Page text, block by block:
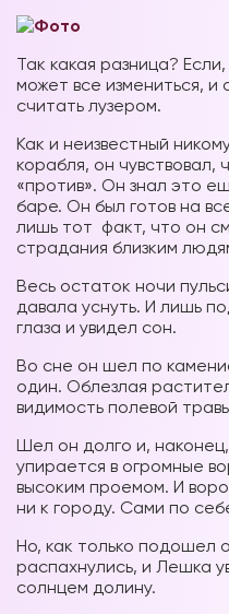
Так какая разница?
может все измениться, и
считать лузером.
Как и неизвестный
корабля, он чувствовал,
«против». Он знал это
баре. Он был готов на
лишь тот факт, что он
страдания близким
Весь остаток ночи
давала уснуть. И лишь
глаза и увидел сон.
Во сне он шел по
один. Облезлая
видимость полевой
Шел он долго и,
упирается в огромные
высоким проемом. И
ни к городу. Сами по
Но, как только подошел
распахнулись, и Лешка
солнцем долину.